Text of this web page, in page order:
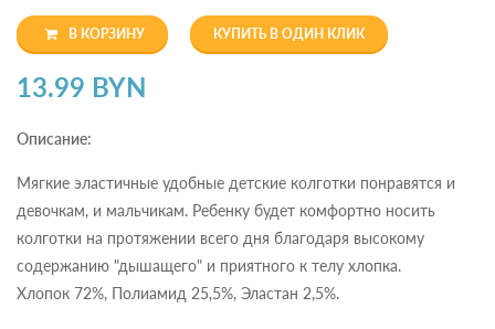
В КОРЗИНУ КУПИТЬ В ОДИН КЛИК
13.99 BYN
Описание:
Мягкие эластичные удобные детские колготки понравятся и
девочкам, и мальчикам. Ребенку будет комфортно носить
колготки на протяжении всего дня благодаря высокому
содержанию "дышащего" и приятного к телу хлопка.
Хлопок 72%, Полиамид 25,5%, Эластан 2,5%.